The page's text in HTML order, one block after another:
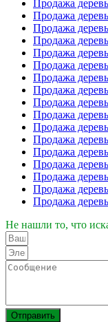
Продажа
Продажа
Продажа
Продажа
Продажа
Продажа
Продажа
Продажа
Продажа
Продажа
Продажа
Продажа
Продажа
Продажа
Продажа
Продажа
Продажа
Не нашли то, что
Отправить